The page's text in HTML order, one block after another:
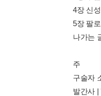
4장 신
5장 팔
나가는
주
구술자
발간사